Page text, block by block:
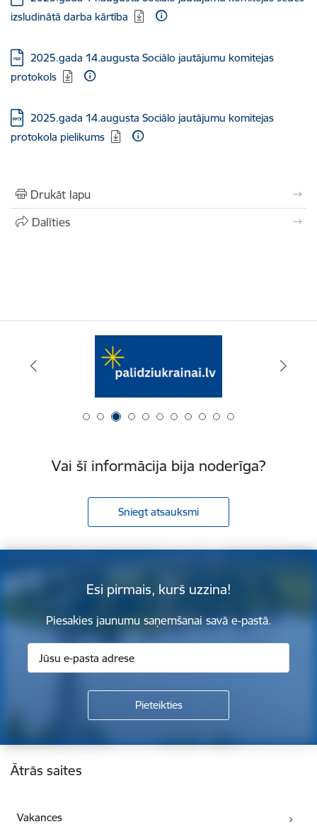
izsludinātā darba kārtība
Lejupielādēt:
2025.gada 14.augusta Sociālo jautājumu komitejas
protokols
Lejupielādēt:
2025.gada 14.augusta Sociālo jautājumu komitejas
protokola pielikums
Drukāt lapu
Dalīties
Vai šī informācija bija noderīga?
Sniegt atsauksmi
Esi pirmais, kurš uzzina!
Piesakies jaunumu saņemšanai savā e-pastā.
Kājene
Ātrās saites
Vakances